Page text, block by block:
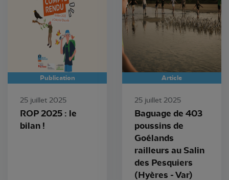
Publication
25 juillet 2025
ROP 2025 : le
bilan !
Article
25 juillet 2025
Baguage de 403
poussins de
Goélands
railleurs au Salin
des Pesquiers
(Hyères - Var)